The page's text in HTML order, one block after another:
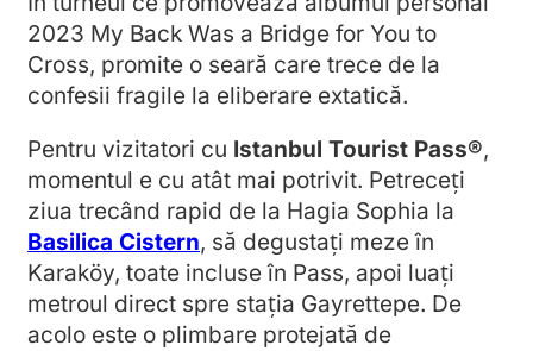
2023 My Back Was a Bridge for You to
Cross, promite o seară care trece de la
confesii fragile la eliberare extatică.
Pentru vizitatori cu Istanbul Tourist Pass®,
momentul e cu atât mai potrivit. Petreceți
ziua trecând rapid de la Hagia Sophia la
Basilica Cistern, să degustați meze în
Karaköy, toate incluse în Pass, apoi luați
metroul direct spre stația Gayrettepe. De
acolo este o plimbare protejată de